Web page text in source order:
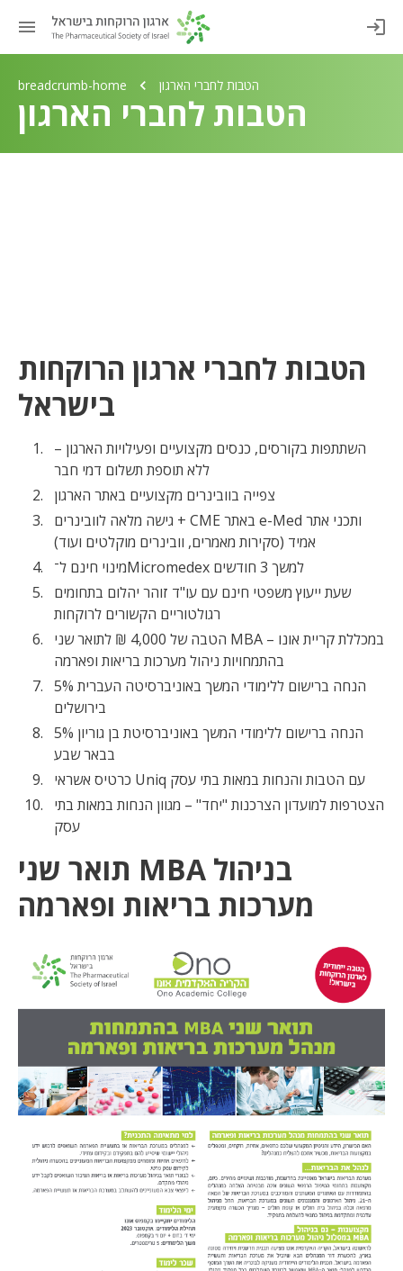
breadcrumb-home הטבות לחברי הארגון
הטבות לחברי הארגון
הטבות לחברי ארגון הרוקחות
בישראל
השתתפות בקורסים, כנסים מקצועיים ופעילויות הארגון –
ללא תוספת תשלום דמי חבר
צפייה בוובינרים מקצועיים באתר הארגון
גישה מלאה לוובינרים + CME באתר e-Med ותכני אתר
אמיד (סקירות מאמרים, וובינרים מוקלטים ועוד)
מינוי חינם ל־Micromedex למשך 3 חודשים
שעת ייעוץ משפטי חינם עם עו"ד זוהר יהלום בתחומים
רגולטוריים הקשורים לרוקחות
הטבה של 4,000 ₪ לתואר שני MBA במכללת קריית אונו –
בהתמחויות ניהול מערכות בריאות ופארמה
5% הנחה ברישום ללימודי המשך באוניברסיטה העברית
בירושלים
5% הנחה ברישום ללימודי המשך באוניברסיטת בן גוריון
בבאר שבע
כרטיס אשראי Uniq עם הטבות והנחות במאות בתי עסק
הצטרפות למועדון הצרכנות "יחד" – מגוון הנחות במאות בתי
עסק
תואר שני MBA בניהול
מערכות בריאות ופארמה